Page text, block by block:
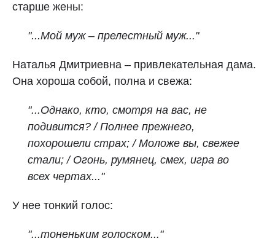
старше жены:
"...Мой муж – прелестный муж..."
Наталья Дмитриевна – привлекательная дама.
Она хороша собой, полна и свежа:
"...Однако, кто, смотря на вас, не
подивится? / Полнее прежнего,
похорошели страх; / Моложе вы, свежее
стали; / Огонь, румянец, смех, игра во
всех чертах..."
У нее тонкий голос:
"...тоненьким голоском..."